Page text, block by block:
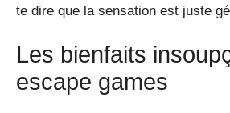
te dire que la sensation est juste
Les bienfaits
escape games